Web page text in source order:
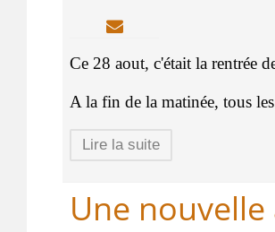
Ce 28 aout, c'était la rentrée
A la fin de la matinée, tous
Lire la suite
Une